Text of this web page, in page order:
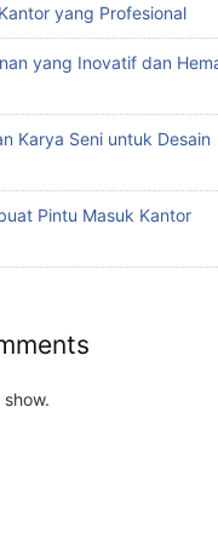
yang Profesional
yang Inovatif dan
Karya Seni untuk Desain
Pintu Masuk Kantor